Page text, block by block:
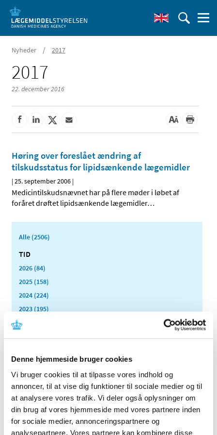
Denne hjemmeside bruger cookies
Vi bruger cookies til at tilpasse vores indhold og
annoncer, til at vise dig funktioner til sociale medier og til
at analysere vores trafik. Vi deler også oplysninger om
din brug af vores hjemmeside med vores partnere inden
for sociale medier, annonceringspartnere og
analysepartnere. Vores partnere kan kombinere disse
Nyheder / 2017
2017
22. december 2016
Høring over foreslået ændring af
tilskudsstatus for lipidsænkende lægemidler
|25. september 2006 |
Medicintilskudsnævnet har på flere møder i løbet af
foråret drøftet lipidsænkende lægemidler…
Alle (2506)
TID
2026 (84)
2025 (158)
2024 (224)
2023 (195)
2022 (197)
2019 (159)
2018 (150)
2017 (167)
2016 (167)
2015 (33)
2014 (44)